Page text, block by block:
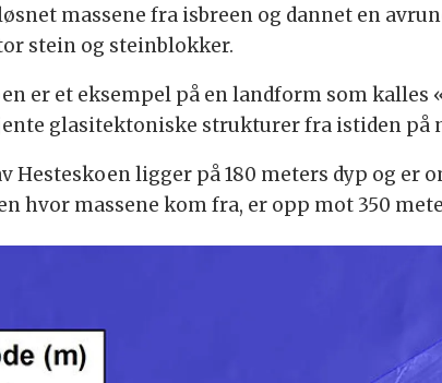
massene fra isbreen og dannet en
stein og steinblokker.
er et eksempel på en landform som
glasitektoniske strukturer fra istiden på
Hesteskoen ligger på 180 meters dyp og er
hvor massene kom fra, er opp mot 350